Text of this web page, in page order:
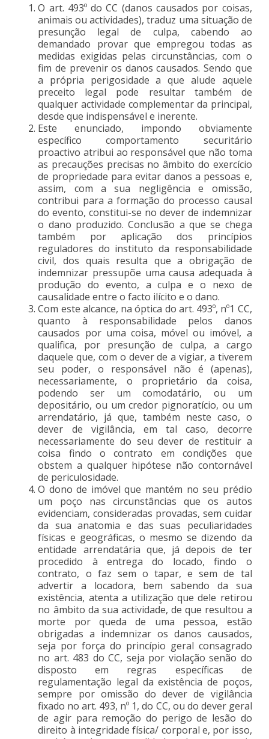
O art. 493º do CC (danos causados por coisas,
animais ou actividades), traduz uma situação de
presunção legal de culpa, cabendo ao
demandado provar que empregou todas as
medidas exigidas pelas circunstâncias, com o
fim de prevenir os danos causados. Sendo que
a própria perigosidade a que alude aquele
preceito legal pode resultar também de
qualquer actividade complementar da principal,
desde que indispensável e inerente.
Este enunciado, impondo obviamente
específico comportamento securitário
proactivo atribui ao responsável que não toma
as precauções precisas no âmbito do exercício
de propriedade para evitar danos a pessoas e,
assim, com a sua negligência e omissão,
contribui para a formação do processo causal
do evento, constitui-se no dever de indemnizar
o dano produzido. Conclusão a que se chega
também por aplicação dos princípios
reguladores do instituto da responsabilidade
civil, dos quais resulta que a obrigação de
indemnizar pressupõe uma causa adequada à
produção do evento, a culpa e o nexo de
causalidade entre o facto ilícito e o dano.
Com este alcance, na óptica do art. 493º, nº1 CC,
quanto à responsabilidade pelos danos
causados por uma coisa, móvel ou imóvel, a
qualifica, por presunção de culpa, a cargo
daquele que, com o dever de a vigiar, a tiverem
seu poder, o responsável não é (apenas),
necessariamente, o proprietário da coisa,
podendo ser um comodatário, ou um
depositário, ou um credor pignoratício, ou um
arrendatário, já que, também neste caso, o
dever de vigilância, em tal caso, decorre
necessariamente do seu dever de restituir a
coisa findo o contrato em condições que
obstem a qualquer hipótese não contornável
de periculosidade.
O dono de imóvel que mantém no seu prédio
um poço nas circunstâncias que os autos
evidenciam, consideradas provadas, sem cuidar
da sua anatomia e das suas peculiaridades
físicas e geográficas, o mesmo se dizendo da
entidade arrendatária que, já depois de ter
procedido à entrega do locado, findo o
contrato, o faz sem o tapar, e sem de tal
advertir a locadora, bem sabendo da sua
existência, atenta a utilização que dele retirou
no âmbito da sua actividade, de que resultou a
morte por queda de uma pessoa, estão
obrigadas a indemnizar os danos causados,
seja por força do princípio geral consagrado
no art. 483 do CC, seja por violação senão do
disposto em regras específicas de
regulamentação legal da existência de poços,
sempre por omissão do dever de vigilância
fixado no art. 493, nº 1, do CC, ou do dever geral
de agir para remoção do perigo de lesão do
direito à integridade física/ corporal e, por isso,